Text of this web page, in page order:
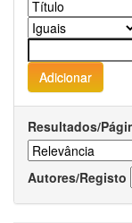
Resultados/
Autores/Registo